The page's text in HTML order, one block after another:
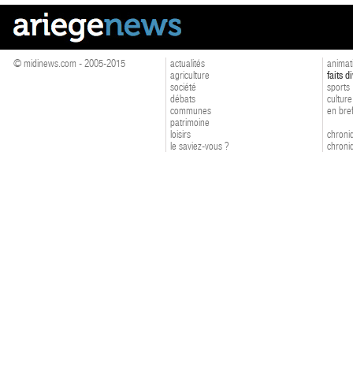
© midinews.com - 2005-2015
actualités
agriculture
société
débats
communes
patrimoine
loisirs
le saviez-vous ?
faits
sports
culture
en bref